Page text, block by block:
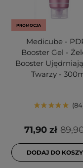
PROMOCJA
Medicube -
Booster Gel -
Booster
Twarzy -
84
71,90 zł
DODAJ DO